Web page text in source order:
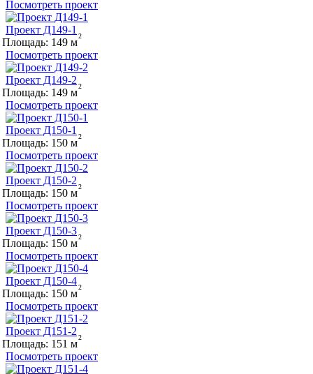
Посмотреть проект
Проект Д149-1
Площадь: 149
Посмотреть проект
Проект Д149-2
Площадь: 149
Посмотреть проект
Проект Д150-1
Площадь: 150
Посмотреть проект
Проект Д150-2
Площадь: 150
Посмотреть проект
Проект Д150-3
Площадь: 150
Посмотреть проект
Проект Д150-4
Площадь: 150
Посмотреть проект
Проект Д151-2
Площадь: 151
Посмотреть проект